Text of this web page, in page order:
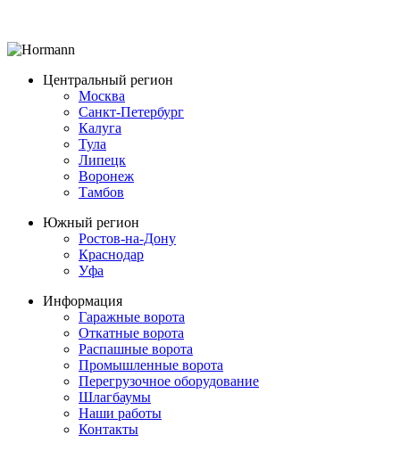
Центральный регион
Москва
Санкт-Петербург
Калуга
Тула
Липецк
Воронеж
Тамбов
Южный регион
Ростов-на-Дону
Краснодар
Уфа
Информация
Гаражные ворота
Откатные ворота
Распашные ворота
Промышленные ворота
Перегрузочное оборудование
Шлагбаумы
Наши работы
Контакты